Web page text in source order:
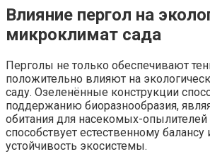
Влияние пергол на
микроклимат сада
Перголы не только обеспечивают
положительно влияют на
саду. Озеленённые конструкции
поддержанию биоразнообразия,
обитания для насекомых-опылителей
способствует естественному
устойчивость экосистемы.